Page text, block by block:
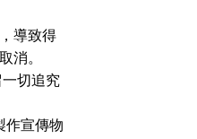
導致得
消。
切追究
作宣傳物